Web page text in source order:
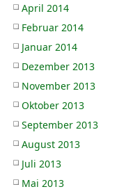
April 2014
Februar 2014
Januar 2014
Dezember 2013
November 2013
Oktober 2013
September 2013
August 2013
Juli 2013
Mai 2013